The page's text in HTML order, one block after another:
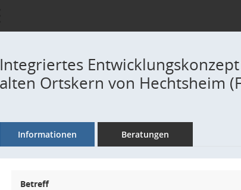
navigation
Integriertes
alten Ortskern von Hechtsheim
Informationen Beratungen
Betreff